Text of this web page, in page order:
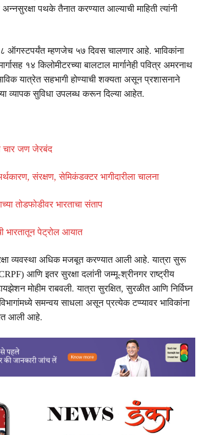
अन्नसुरक्षा पथके तैनात करण्यात आल्याची माहिती त्यांनी
ऑगस्टपर्यंत म्हणजेच ५७ दिवस चालणार आहे. भाविकांना
१४ किलोमीटरच्या बालटाल मार्गानेही पवित्र अमरनाथ
यात्रेत सहभागी होण्याची शक्यता असून प्रशासनाने
व्यापक सुविधा उपलब्ध करून दिल्या आहेत.
चार जण जेरबंद
संरक्षण, सेमिकंडक्टर भागीदारीला चालना
तोडफोडीवर भारताचा संताप
भारतातून पेट्रोल आयात
सुरक्षा व्यवस्था अधिक मजबूत करण्यात आली आहे. यात्रा सुरू
आणि इतर सुरक्षा दलांनी जम्मू-श्रीनगर राष्ट्रीय
मोहीम राबवली. यात्रा सुरक्षित, सुरळीत आणि निर्विघ्न
समन्वय साधला असून प्रत्येक टप्प्यावर भाविकांना
आली आहे.